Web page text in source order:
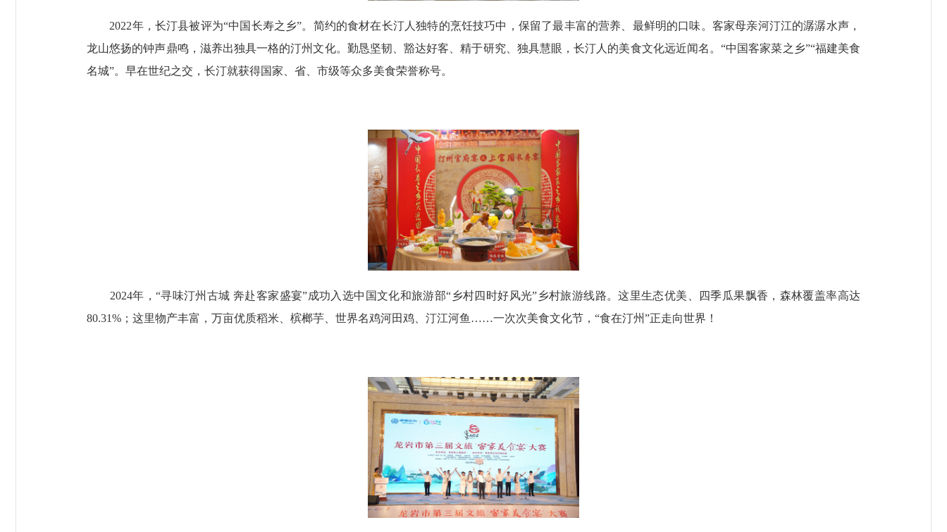
2022年，长汀县被评为“中国长寿之乡”。简约的食材在长汀人独特的烹饪技巧中，保留了最丰富的营养、最鲜明的口味。客家母亲河汀江的潺潺水声，
龙山悠扬的钟声鼎鸣，滋养出独具一格的汀州文化。勤恳坚韧、豁达好客、精于研究、独具慧眼，长汀人的美食文化远近闻名。“中国客家菜之乡”“福建美食
名城”。早在世纪之交，长汀就获得国家、省、市级等众多美食荣誉称号。
2024年，“寻味汀州古城 奔赴客家盛宴”成功入选中国文化和旅游部“乡村四时好风光”乡村旅游线路。这里生态优美、四季瓜果飘香，森林覆盖率高达
80.31%；这里物产丰富，万亩优质稻米、槟榔芋、世界名鸡河田鸡、汀江河鱼……一次次美食文化节，“食在汀州”正走向世界！